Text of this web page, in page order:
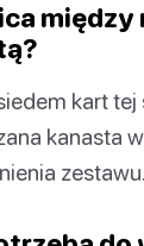
między
kart tej
kanasta
zestawu.